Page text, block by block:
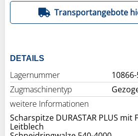
Transportangebote
DETAILS
Lagernummer
Zugmaschinentyp
weitere Informationen
Scharspitze DURASTAR PLUS
Leitblech